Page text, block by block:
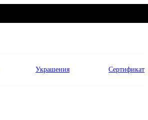
Украшения Сертификат